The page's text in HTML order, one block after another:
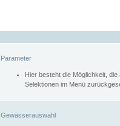
Parameter
Hier besteht die Möglichkeit,
Selektionen im Menü
Gewässerauswahl